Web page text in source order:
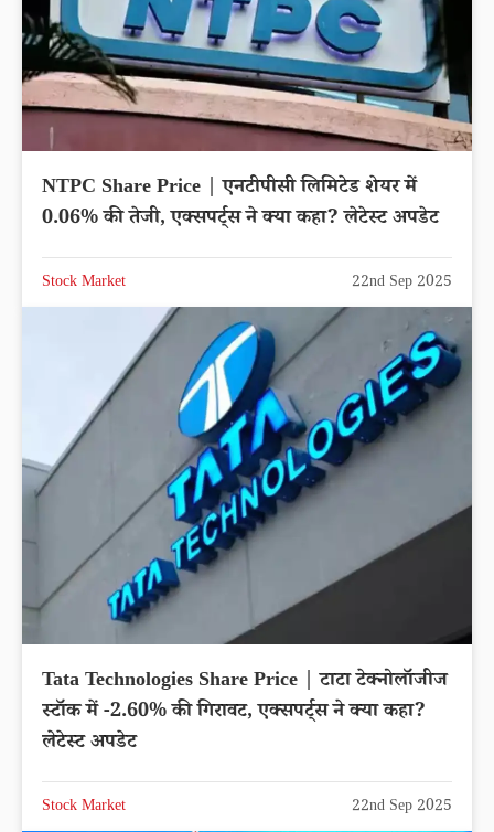
NTPC Share Price | एनटीपीसी लिमिटेड शेयर में
0.06% की तेजी, एक्सपर्ट्स ने क्या कहा? लेटेस्ट अपडेट
Stock Market 22nd Sep 2025
Tata Technologies Share Price | टाटा टेक्नोलॉजीज
स्टॉक में -2.60% की गिरावट, एक्सपर्ट्स ने क्या कहा?
लेटेस्ट अपडेट
Stock Market 22nd Sep 2025